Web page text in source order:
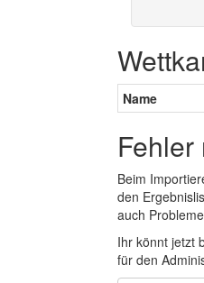
Name
Fehler
Beim
den
auch
Ihr könnt jetzt
für den